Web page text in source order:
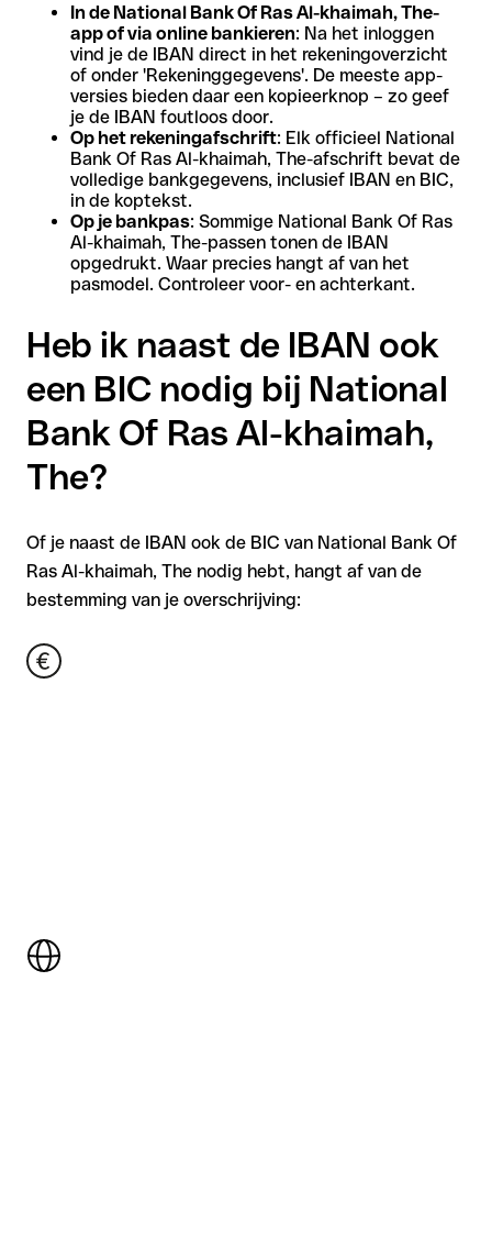
In de National Bank Of Ras Al-khaimah, The-
app of via online bankieren: Na het inloggen
vind je de IBAN direct in het rekeningoverzicht
of onder 'Rekeninggegevens'. De meeste app-
versies bieden daar een kopieerknop – zo geef
je de IBAN foutloos door.
Op het rekeningafschrift: Elk officieel National
Bank Of Ras Al-khaimah, The-afschrift bevat de
volledige bankgegevens, inclusief IBAN en BIC,
in de koptekst.
Op je bankpas: Sommige National Bank Of Ras
Al-khaimah, The-passen tonen de IBAN
opgedrukt. Waar precies hangt af van het
pasmodel. Controleer voor- en achterkant.
Heb ik naast de IBAN ook
een BIC nodig bij National
Bank Of Ras Al-khaimah,
The?
Of je naast de IBAN ook de BIC van National Bank Of
Ras Al-khaimah, The nodig hebt, hangt af van de
bestemming van je overschrijving: